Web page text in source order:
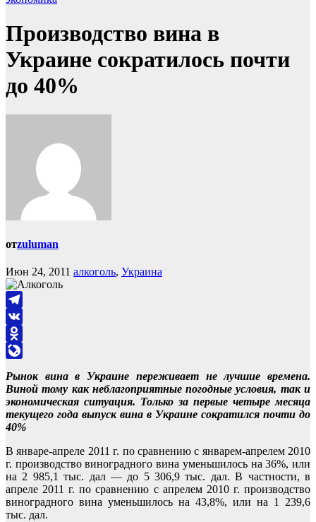
Производство вина в
Украине сократилось почти
до 40%
отzuluman
Июн 24, 2011 алкоголь, Украина
Telegram
VK
Odnoklassniki
Рынок вина в Украине переживает не лучшие времена.
Виной тому как неблагоприятные погодные условия, так и
экономическая ситуация. Только за первые четыре месяца
текущего года выпуск вина в Украине сократился почти до
40%
В январе-апреле 2011 г. по сравнению с январем-апрелем 2010
г. производство виноградного вина уменьшилось на 36%, или
на 2 985,1 тыс. дал — до 5 306,9 тыс. дал. В частности, в
апреле 2011 г. по сравнению с апрелем 2010 г. производство
виноградного вина уменьшилось на 43,8%, или на 1 239,6
тыс. дал.